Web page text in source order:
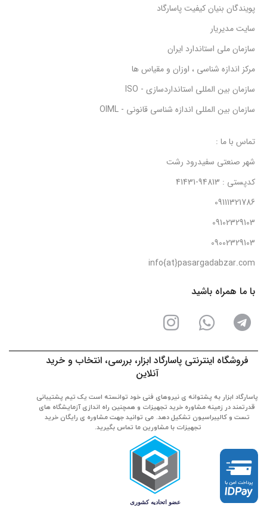
پویندگان بنیان کیفیت پاسارگاد
سایت مدیریار
سازمان ملی استاندارد ایران
مرکز اندازه شناسی ، اوزان و مقیاس ها
سازمان بین المللی استانداردسازی - ISO
سازمان بین المللی اندازه شناسی قانونی - OIML
تماس با ما :
شهر صنعتی سفیدرود رشت
کدپستی : 94813-41431
09111321786
09102329103
09002329103
info{at}pasargadabzar.com
با ما همراه باشید
فروشگاه اینترنتی پاسارگاد ابزار، بررسی، انتخاب و خرید
آنلاین
پاسارگاد ابزار به پشتوانه ی نیروهای فنی خود توانسته است یک تیم پشتیبانی
قدرتمند در زمینه مشاوره خرید تجهیزات و همچنین راه اندازی آزمایشگاه های
تست و کالیبراسیون تشکیل دهد. می توانید جهت مشاوره ی رایگان خرید
تجهیزات با مشاورین ما تماس بگیرید.